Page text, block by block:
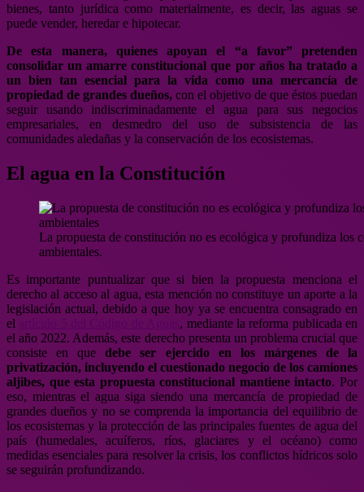
bienes, tanto jurídica como materialmente, es decir, las aguas se
puede vender, heredar e hipotecar.
De esta manera, quienes apoyan el “a favor” pretenden
consolidar un amarre constitucional que por años ha tratado a
un bien tan esencial para la vida como una mercancía de
propiedad de grandes dueños, con el objetivo de que éstos puedan
seguir usando indiscriminadamente el agua para sus negocios
empresariales, en desmedro del uso de subsistencia de las
comunidades aledañas y la conservación de los ecosistemas.
El agua en la Constitución
La propuesta de constitución no es ecológica y profundiza los
ambientales.
Es importante puntualizar que si bien la propuesta menciona el
derecho al acceso al agua, esta mención no constituye un aporte a la
legislación actual, debido a que hoy ya se encuentra consagrado en
el
, mediante la reforma publicada en
el año 2022. Además, este derecho presenta un problema crucial que
consiste en quedebe ser ejercido en los márgenes de la
privatización, incluyendo el cuestionado negocio de los camiones
aljibes, que esta propuesta constitucional mantiene intacto. Por
eso, mientras el agua siga siendo una mercancía de propiedad de
grandes dueños y no se comprenda la importancia del equilibrio de
los ecosistemas y la protección de las principales fuentes de agua del
país (humedales, acuíferos, ríos, glaciares y el océano) como
medidas esenciales para resolver la crisis, los conflictos hídricos solo
se seguirán profundizando.